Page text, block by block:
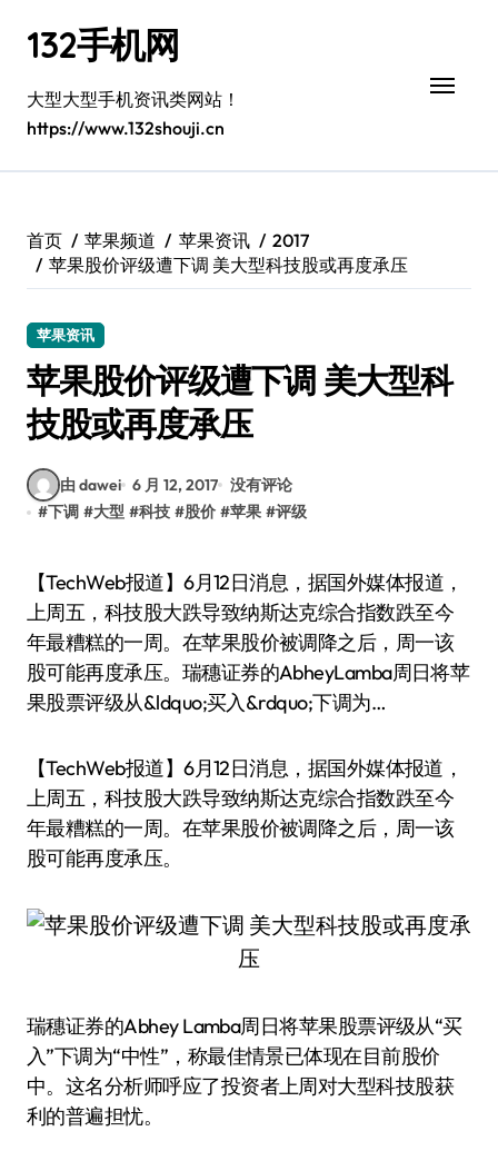
132手机网
大型大型手机资讯类网站！
https://www.132shouji.cn
首页 苹果频道 苹果资讯
2017
苹果股价评级遭下调 美大型科技股或再度承压
苹果资讯
苹果股价评级遭下调 美大型科
技股或再度承压
由 dawei 6 月 12, 2017 没有评论
#下调 #大型 #科技 #股价 #苹果 #评级
【TechWeb报道】6月12日消息，据国外媒体报道，
上周五，科技股大跌导致纳斯达克综合指数跌至今
年最糟糕的一周。在苹果股价被调降之后，周一该
股可能再度承压。瑞穗证券的AbheyLamba周日将苹
果股票评级从&ldquo;买入&rdquo;下调为…
【TechWeb报道】6月12日消息，据国外媒体报道，
上周五，科技股大跌导致纳斯达克综合指数跌至今
年最糟糕的一周。在苹果股价被调降之后，周一该
股可能再度承压。
瑞穗证券的Abhey Lamba周日将苹果股票评级从“买
入”下调为“中性”，称最佳情景已体现在目前股价
中。这名分析师呼应了投资者上周对大型科技股获
利的普遍担忧。